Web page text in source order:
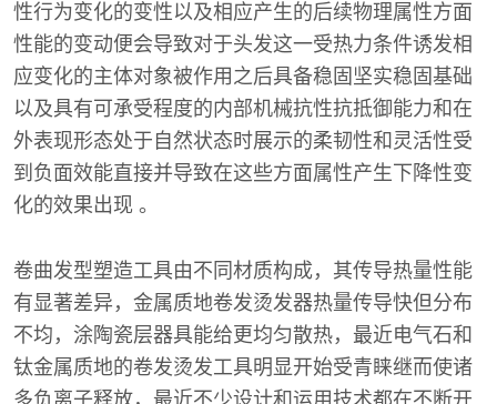
性行为变化的变性以及相应产生的后续物理属性方面
性能的变动便会导致对于头发这一受热力条件诱发相
应变化的主体对象被作用之后具备稳固坚实稳固基础
以及具有可承受程度的内部机械抗性抗抵御能力和在
外表现形态处于自然状态时展示的柔韧性和灵活性受
到负面效能直接并导致在这些方面属性产生下降性变
化的效果出现 。
卷曲发型塑造工具由不同材质构成，其传导热量性能
有显著差异，金属质地卷发烫发器热量传导快但分布
不均，涂陶瓷层器具能给更均匀散热，最近电气石和
钛金属质地的卷发烫发工具明显开始受青睐继而使诸
多负离子释放，最近不少设计和运用技术都在不断开